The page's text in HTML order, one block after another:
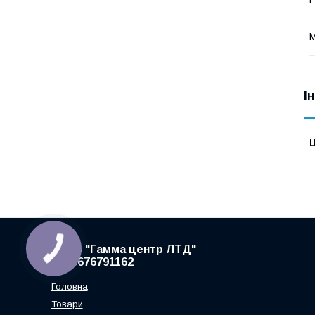
ТзОВ "Гамма центр ЛТД"
+380676791162
Головна
Товари